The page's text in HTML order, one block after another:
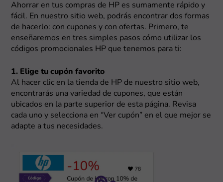
Ahorrar en tus compras de HP es sumamente rápido y
fácil. En nuestro sitio web, podrás encontrar dos formas
de hacerlo: con cupones y con ofertas. Primero, te
enseñaremos en tres simples pasos cómo utilizar los
códigos promocionales HP que tenemos para ti:
1. Elige tu cupón favorito
Al hacer clic en la tienda de HP de nuestro sitio web,
encontrarás una variedad de cupones, que están
ubicados en la parte superior de esta página. Revisa
cada uno y selecciona en “Ver cupón” en el que mejor se
adapte a tus necesidades.